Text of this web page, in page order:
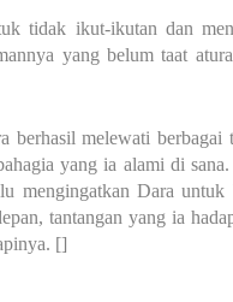
tidak ikut-ikutan dan
yang belum taat
berhasil melewati berbagai
yang ia alami di
mengingatkan Dara untuk
tantangan yang ia
[]